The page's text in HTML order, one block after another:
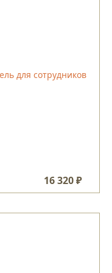
16 320 ₽